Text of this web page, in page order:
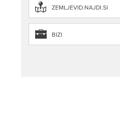
ZEMLJEVID.NAJDI.SI
BIZI